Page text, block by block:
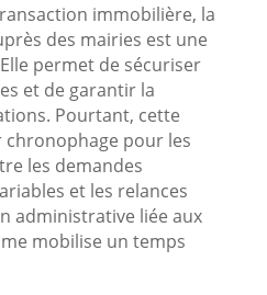
immobilière, la
des mairies est une
permet de sécuriser
et de garantir la
Pourtant, cette
chronophage pour les
les demandes
et les relances
administrative liée aux
mobilise un temps